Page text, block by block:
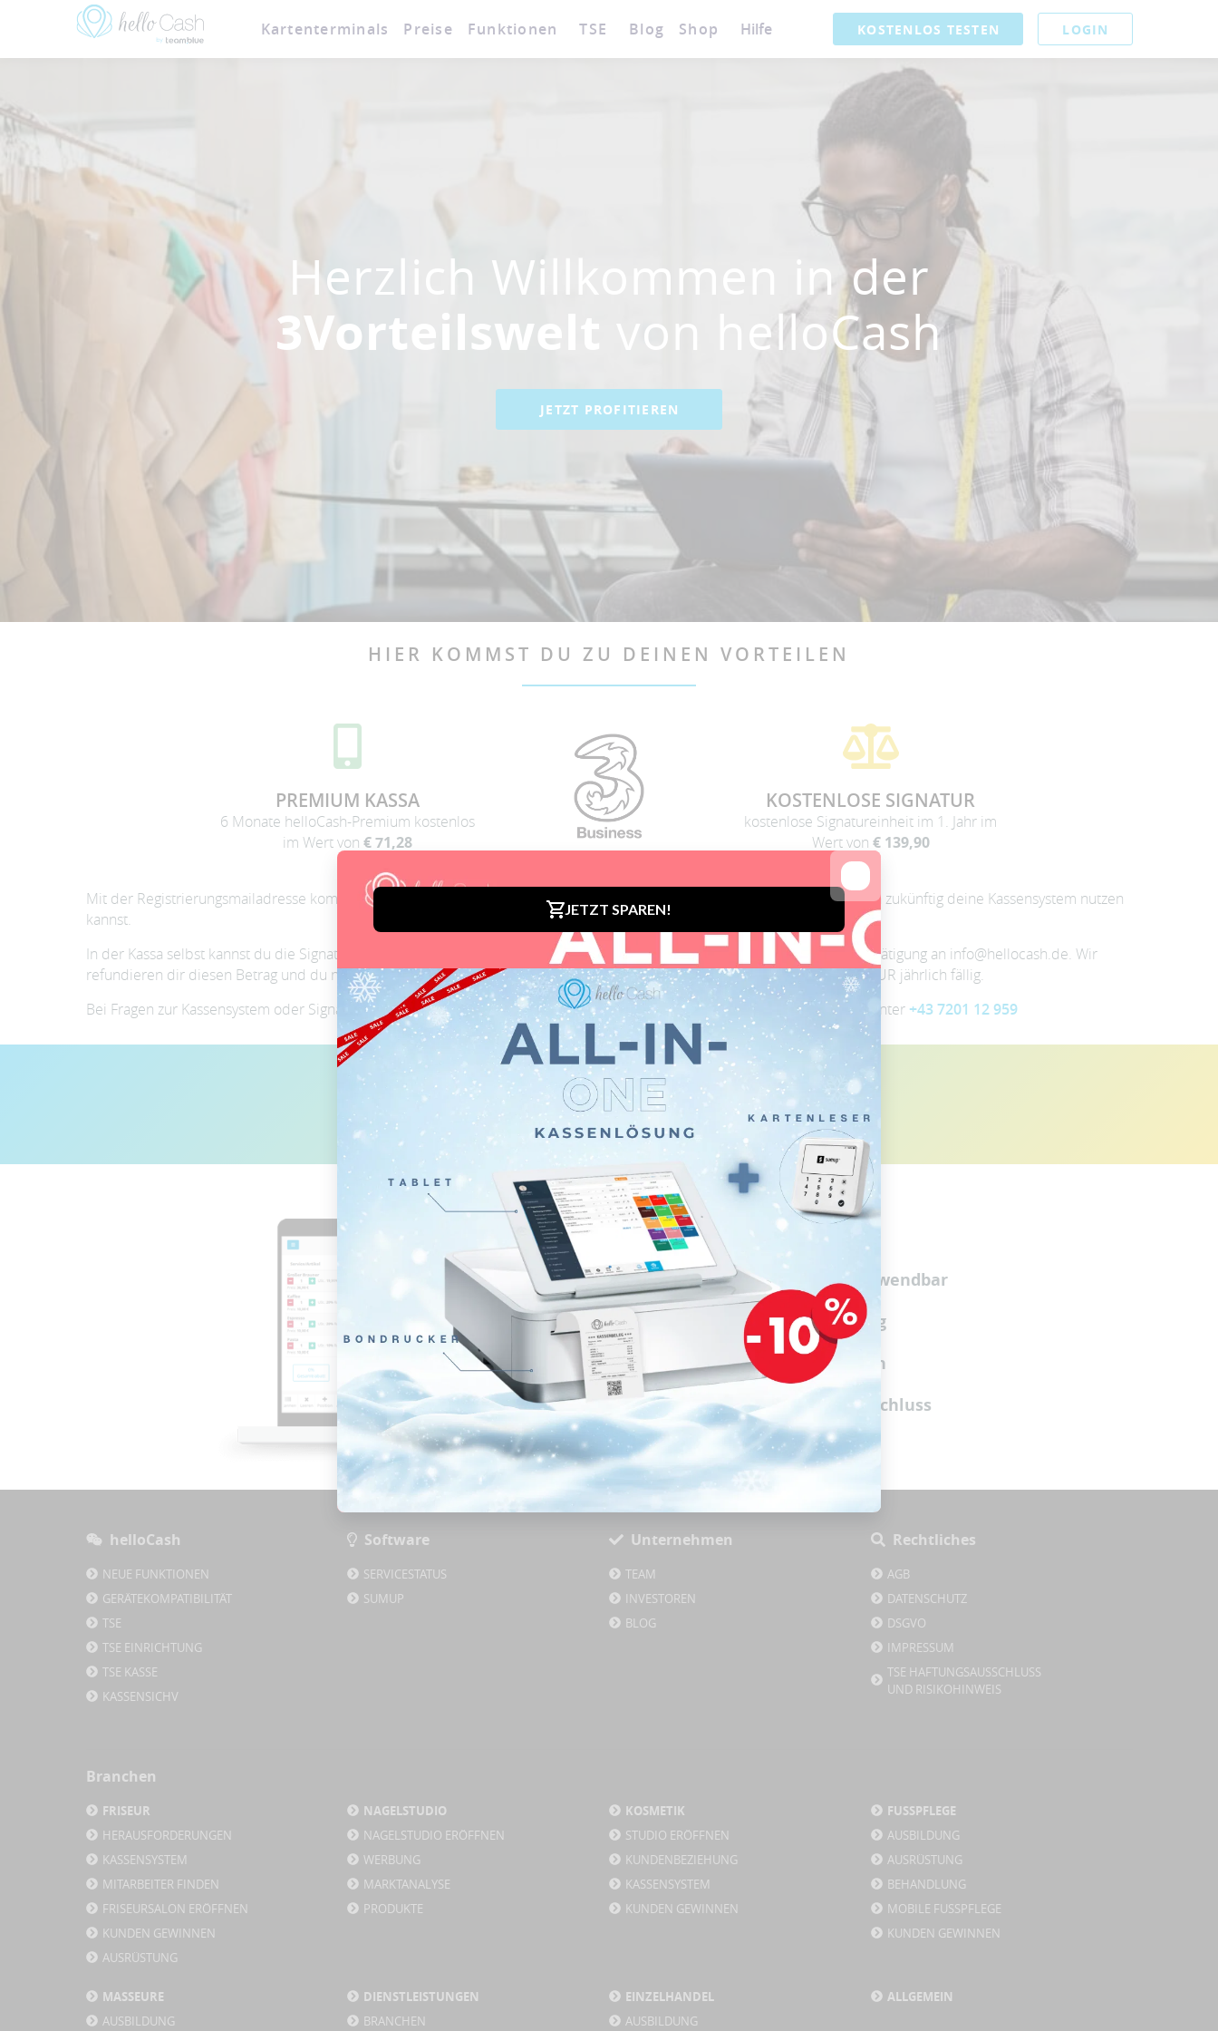
Kartenterminals Preise Funktionen TSE Blog Shop Hilfe KOSTENLOS TESTEN LOGIN
Herzlich Willkommen in der
3Vorteilswelt von helloCash
JETZT PROFITIEREN
HIER KOMMST DU ZU DEINEN VORTEILEN
PREMIUM KASSA
6 Monate helloCash-Premium kostenlos
im Wert von € 71,28
KOSTENLOSE SIGNATUR
kostenlose Signatureinheit im 1. Jahr im
Wert von € 139,90
Mit der Registrierungsmailadresse kommst du auch zukünftig zu deiner Kassensystem - merke dir diese bitte, damit du auch zukünftig deine Kassensystem nutzen
kannst.
In der Kassa selbst kannst du die Signatureinheit aktivieren. Bitte bezahle diese vorab (EUR 35,88) und schicke uns eine Bestätigung an info@hellocash.de. Wir
refundieren dir diesen Betrag und du nutzt die Signatureinheit im 1. Jahr komplett kostenfrei. Zukünftig werden die 35,88 EUR jährlich fällig.
Bei Fragen zur Kassensystem oder Signatur kannst du uns gerne von Montag-Freitag von 08:00-17:00 telefonisch erreichen unter +43 7201 12 959
Hol dir 6 Monate Premium - Gratis
jederzeit kündbar
mit allen Geräten verwendbar
keine Vertragsbindung
interaktive Statistiken
Tages- und Monatsabschluss
helloCash
NEUE FUNKTIONEN
GERÄTEKOMPATIBILITÄT
TSE
TSE EINRICHTUNG
TSE KASSE
KASSENSICHV
Software
SERVICESTATUS
SUMUP
Unternehmen
TEAM
INVESTOREN
BLOG
Rechtliches
AGB
DATENSCHUTZ
DSGVO
IMPRESSUM
TSE HAFTUNGSAUSSCHLUSS
UND RISIKOHINWEIS
Branchen
FRISEUR
HERAUSFORDERUNGEN
KASSENSYSTEM
MITARBEITER FINDEN
FRISEURSALON ERÖFFNEN
KUNDEN GEWINNEN
AUSRÜSTUNG
NAGELSTUDIO
NAGELSTUDIO ERÖFFNEN
WERBUNG
MARKTANALYSE
PRODUKTE
KOSMETIK
STUDIO ERÖFFNEN
KUNDENBEZIEHUNG
KASSENSYSTEM
KUNDEN GEWINNEN
FUSSPFLEGE
AUSBILDUNG
AUSRÜSTUNG
BEHANDLUNG
MOBILE FUSSPFLEGE
KUNDEN GEWINNEN
MASSEURE
AUSBILDUNG
DIENSTLEISTUNGEN
BRANCHEN
EINZELHANDEL
AUSBILDUNG
ALLGEMEIN